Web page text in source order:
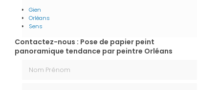
Gien
Orléans
Sens
Contactez-nous : Pose de papier peint
panoramique tendance par peintre Orléans